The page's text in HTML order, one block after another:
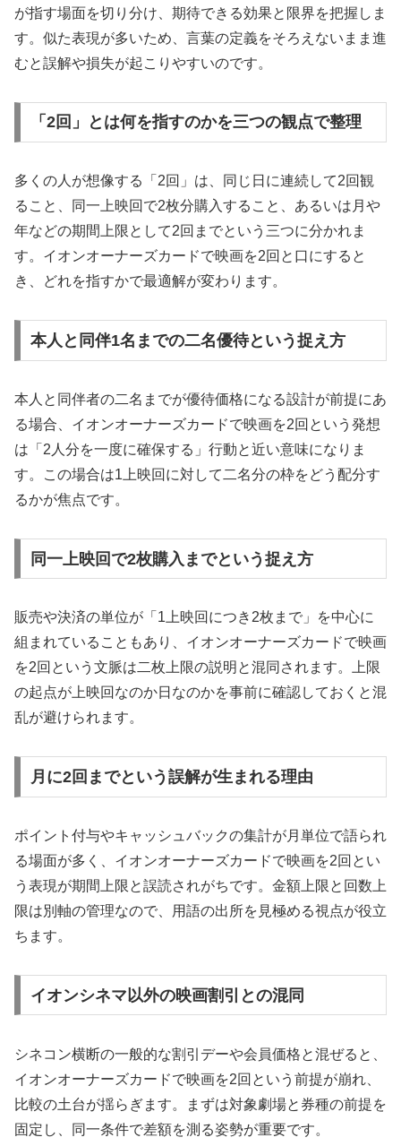
が指す場面を切り分け、期待できる効果と限界を把握しま
す。似た表現が多いため、言葉の定義をそろえないまま進
むと誤解や損失が起こりやすいのです。
「2回」とは何を指すのかを三つの観点で整理
多くの人が想像する「2回」は、同じ日に連続して2回観
ること、同一上映回で2枚分購入すること、あるいは月や
年などの期間上限として2回までという三つに分かれま
す。イオンオーナーズカードで映画を2回と口にすると
き、どれを指すかで最適解が変わります。
本人と同伴1名までの二名優待という捉え方
本人と同伴者の二名までが優待価格になる設計が前提にあ
る場合、イオンオーナーズカードで映画を2回という発想
は「2人分を一度に確保する」行動と近い意味になりま
す。この場合は1上映回に対して二名分の枠をどう配分す
るかが焦点です。
同一上映回で2枚購入までという捉え方
販売や決済の単位が「1上映回につき2枚まで」を中心に
組まれていることもあり、イオンオーナーズカードで映画
を2回という文脈は二枚上限の説明と混同されます。上限
の起点が上映回なのか日なのかを事前に確認しておくと混
乱が避けられます。
月に2回までという誤解が生まれる理由
ポイント付与やキャッシュバックの集計が月単位で語られ
る場面が多く、イオンオーナーズカードで映画を2回とい
う表現が期間上限と誤読されがちです。金額上限と回数上
限は別軸の管理なので、用語の出所を見極める視点が役立
ちます。
イオンシネマ以外の映画割引との混同
シネコン横断の一般的な割引デーや会員価格と混ぜると、
イオンオーナーズカードで映画を2回という前提が崩れ、
比較の土台が揺らぎます。まずは対象劇場と券種の前提を
固定し、同一条件で差額を測る姿勢が重要です。